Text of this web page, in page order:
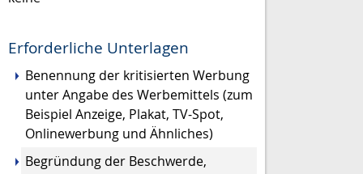
Erforderliche Unterlagen
Benennung der kritisierten Werbung
unter Angabe des Werbemittels (zum
Beispiel Anzeige, Plakat, TV-Spot,
Onlinewerbung und Ähnliches)
Begründung der Beschwerde,